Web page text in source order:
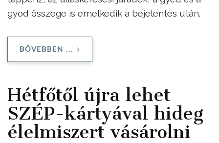
gyod összege is emelkedik a bejelentés után.
BŐVEBBEN ...
Hétfőtől újra lehet
SZÉP-kártyával hideg
élelmiszert vásárolni